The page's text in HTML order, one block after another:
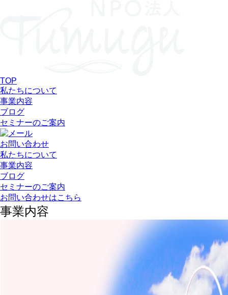
TOP
私たちについて
事業内容
ブログ
セミナーのご案内
お問い合わせ
私たちについて
事業内容
ブログ
セミナーのご案内
お問い合わせはこちら
事業内容